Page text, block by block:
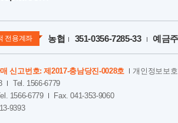
전용계좌 농협 351-0356-7285-33 예금
신고번호: 제2017-충남당진-0028호
개인정보보
Tel. 1566-6779
1566-6779
Fax. 041-353-9060
9393